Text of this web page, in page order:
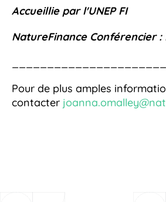
Accueillie par l'UNEP FI
NatureFinance Conférencier :
Pour de plus amples
contacter